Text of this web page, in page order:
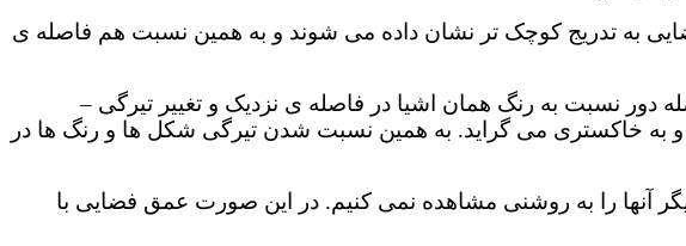
به تدریج کوچک تر نشان داده می شوند و به همین نسبت هم فاصله ی
دور نسبت به رنگ همان اشیا در فاصله ی نزدیک و تغییر تیرگی –
خاکستری می گراید. به همین نسبت شدن تیرگی شکل ها و رنگ ها در
آنها را به روشنی مشاهده نمی کنیم. در این صورت عمق فضایی با